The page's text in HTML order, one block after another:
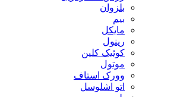
بلزوان
بیم
مایکل
رینول
کوئیک کلین
موتول
وورک استاف
اتو اشلوسل